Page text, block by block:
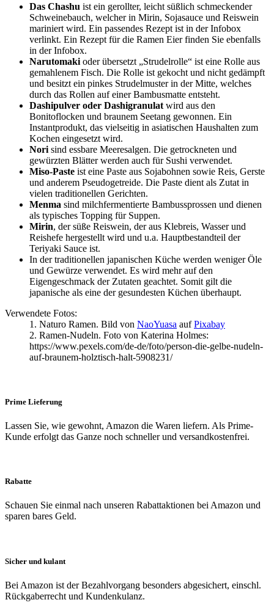
Das Chashu ist ein gerollter, leicht süßlich schmeckender
Schweinebauch, welcher in Mirin, Sojasauce und Reiswein
mariniert wird. Ein passendes Rezept ist in der Infobox
verlinkt. Ein Rezept für die Ramen Eier finden Sie ebenfalls
in der Infobox.
Narutomaki oder übersetzt „Strudelrolle“ ist eine Rolle aus
gemahlenem Fisch. Die Rolle ist gekocht und nicht gedämpft
und besitzt ein pinkes Strudelmuster in der Mitte, welches
durch das Rollen auf einer Bambusmatte entsteht.
Dashipulver oder Dashigranulat wird aus den
Bonitoflocken und braunem Seetang gewonnen. Ein
Instantprodukt, das vielseitig in asiatischen Haushalten zum
Kochen eingesetzt wird.
Nori sind essbare Meeresalgen. Die getrockneten und
gewürzten Blätter werden auch für Sushi verwendet.
Miso-Paste ist eine Paste aus Sojabohnen sowie Reis, Gerste
und anderem Pseudogetreide. Die Paste dient als Zutat in
vielen traditionellen Gerichten.
Menma sind milchfermentierte Bambussprossen und dienen
als typisches Topping für Suppen.
Mirin, der süße Reiswein, der aus Klebreis, Wasser und
Reishefe hergestellt wird und u.a. Hauptbestandteil der
Teriyaki Sauce ist.
In der traditionellen japanischen Küche werden weniger Öle
und Gewürze verwendet. Es wird mehr auf den
Eigengeschmack der Zutaten geachtet. Somit gilt die
japanische als eine der gesundesten Küchen überhaupt.
Verwendete Fotos:
1. Naturo Ramen. Bild von NaoYuasa aufPixabay
2. Ramen-Nudeln. Foto von Katerina Holmes:
https://www.pexels.com/de-de/foto/person-die-gelbe-nudeln-
auf-braunem-holztisch-halt-5908231/
Prime Lieferung
Lassen Sie, wie gewohnt, Amazon die Waren liefern. Als Prime-
Kunde erfolgt das Ganze noch schneller und versandkostenfrei.
Rabatte
Schauen Sie einmal nach unseren Rabattaktionen bei Amazon und
sparen bares Geld.
Sicher und kulant
Bei Amazon ist der Bezahlvorgang besonders abgesichert, einschl.
Rückgaberrecht und Kundenkulanz.